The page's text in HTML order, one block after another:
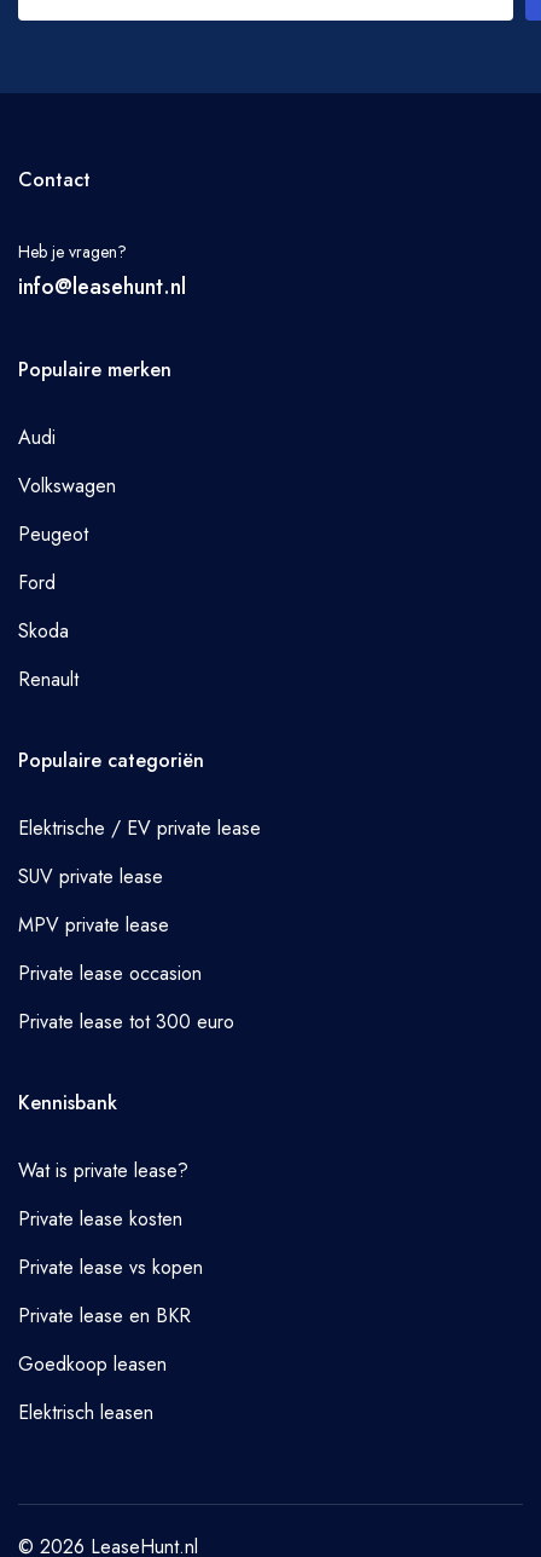
Contact
Heb je vragen?
info@leasehunt.nl
Populaire merken
Audi
Volkswagen
Peugeot
Ford
Skoda
Renault
Populaire categoriën
Elektrische / EV private lease
SUV private lease
MPV private lease
Private lease occasion
Private lease tot 300 euro
Kennisbank
Wat is private lease?
Private lease kosten
Private lease vs kopen
Private lease en BKR
Goedkoop leasen
Elektrisch leasen
© 2026 LeaseHunt.nl